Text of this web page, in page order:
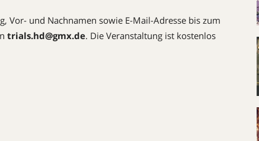
Vor- und Nachnamen sowie E-Mail-Adresse bis zum
trials.hd@gmx.de. Die Veranstaltung ist kostenlos